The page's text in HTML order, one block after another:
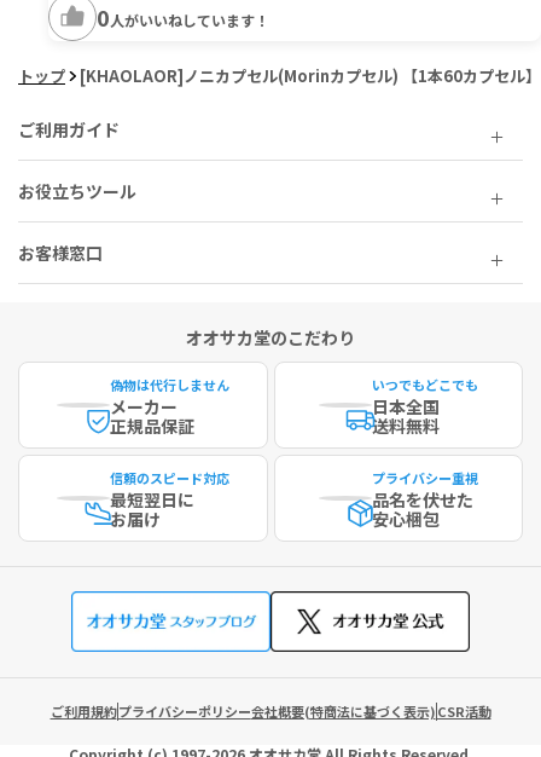
0人がいいねしています！
トップ [KHAOLAOR]ノニカプセル(Morinカプセル) 【1本60カプセル】
ご利用ガイド
お役立ちツール
お客様窓口
オオサカ堂のこだわり
偽物は代行しません
メーカー
正規品保証
いつでもどこでも
日本全国
送料無料
信頼のスピード対応
最短翌日に
お届け
プライバシー重視
品名を伏せた
安心梱包
ご利用規約プライバシーポリシー会社概要(特商法に基づく表示)CSR活動